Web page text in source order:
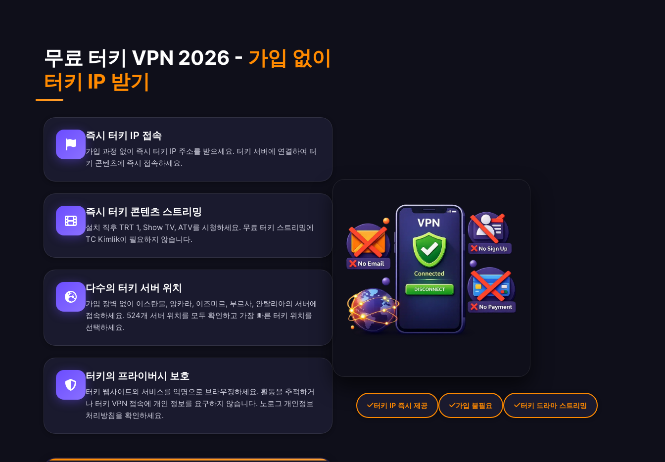
무료 터키 VPN 2026 - 가입 없이
터키 IP 받기
즉시 터키 IP 접속
가입 과정 없이 즉시 터키 IP 주소를 받으세요. 터키 서버에 연결하여 터
키 콘텐츠에 즉시 접속하세요.
즉시 터키 콘텐츠 스트리밍
설치 직후 TRT 1, Show TV, ATV를 시청하세요. 무료 터키 스트리밍에
TC Kimlik이 필요하지 않습니다.
다수의 터키 서버 위치
가입 장벽 없이 이스탄불, 앙카라, 이즈미르, 부르사, 안탈리아의 서버에
접속하세요. 524개 서버 위치를 모두 확인하고 가장 빠른 터키 위치를
선택하세요.
터키의 프라이버시 보호
터키 웹사이트와 서비스를 익명으로 브라우징하세요. 활동을 추적하거
나 터키 VPN 접속에 개인 정보를 요구하지 않습니다. 노로그 개인정보
처리방침을 확인하세요.
터키 IP 즉시 제공 가입 불필요 터키 드라마 스트리밍